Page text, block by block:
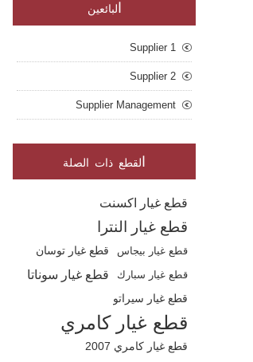
لبائعين
Supplier 1
Supplier 2
Supplier Management
لقطع ذات الصلة
قطع غيار اكسنت
قطع غيار النترا
قطع غيار بيجاس
قطع غيار توسان
قطع غيار سبارك
قطع غيار سوناتا
قطع غيار سيراتو
قطع غيار كامري
قطع غيار كامري 2007